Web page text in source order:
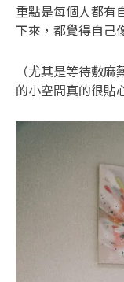
重點是每個人都有
下來，都覺得自己
（尤其是等待敷
的小空間真的很貼